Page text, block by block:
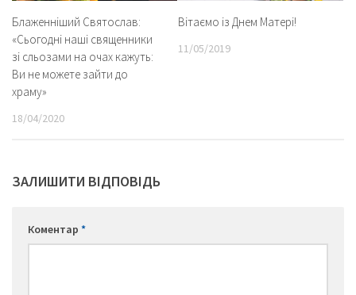
Блаженніший Святослав:
«Сьогодні наші священники
зі сльозами на очах кажуть:
Ви не можете зайти до
храму»
18/04/2020
Вітаємо із Днем Матері!
11/05/2019
ЗАЛИШИТИ ВІДПОВІДЬ
Коментар *